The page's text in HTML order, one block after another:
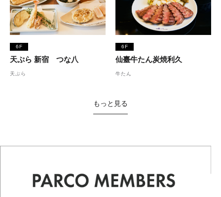
6F
天ぷら 新宿 つな八
天ぷら
6F
仙臺牛たん炭焼利久
牛たん
もっと見る